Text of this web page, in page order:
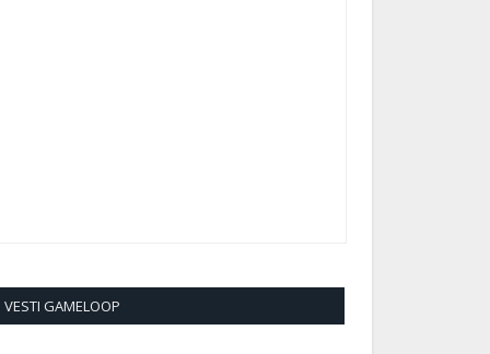
VESTI GAMELOOP